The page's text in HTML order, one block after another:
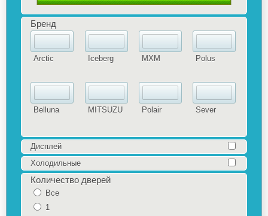
Бренд
Arctic
Belluna
Iceberg
MITSUZU
MXM
Polair
Polus
Sever
Дисплей
Холодильные
Количество дверей
Все
1